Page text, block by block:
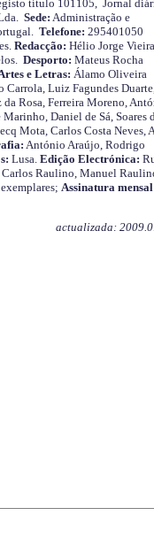
título 101105, Jornal
Sede: Administração e
Telefone: 295401050
Redacção: Hélio Jorge
Desporto: Mateus Rocha
e Letras: Álamo Oliveira
Carrola, Luiz Fagundes
Rosa, Ferreira Moreno,
Daniel de Sá, Soares
Mota, Carlos Costa Neves,
António Araújo, Rodrigo
Lusa. Edição Electrónica:
Raulino, Manuel
Assinatura
actualizada: